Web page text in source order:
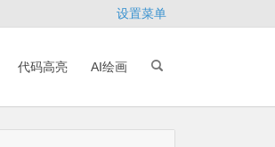
设置菜单
代码高亮 AI绘画